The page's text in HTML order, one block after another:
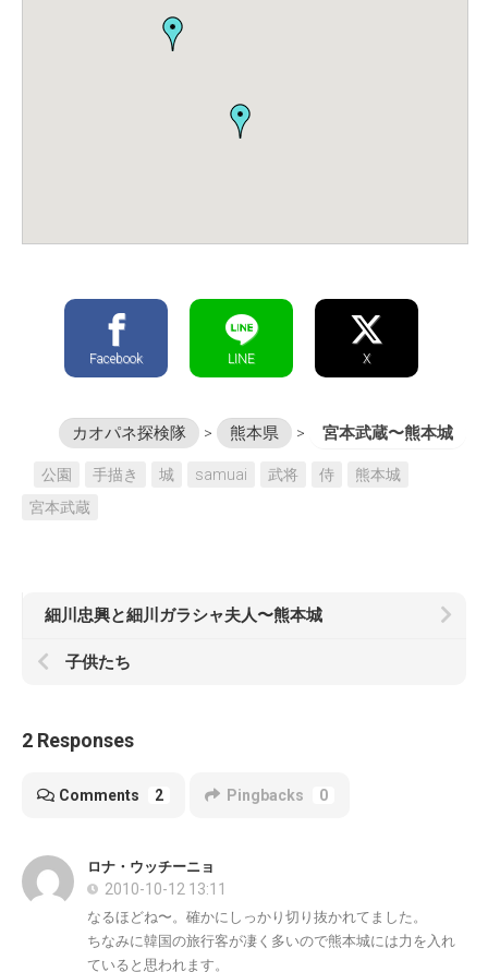
Facebook LINE X
カオパネ探検隊 > 熊本県 > 宮本武蔵〜熊本城
公園 手描き 城 samuai 武将 侍
熊本城
宮本武蔵
細川忠興と細川ガラシャ夫人〜熊本城
子供たち
2 Responses
Comments 2 Pingbacks 0
ロナ・ウッチーニョ
2010-10-12 13:11
なるほどね〜。確かにしっかり切り抜かれてました。
ちなみに韓国の旅行客が凄く多いので熊本城には力を入れ
ていると思われます。